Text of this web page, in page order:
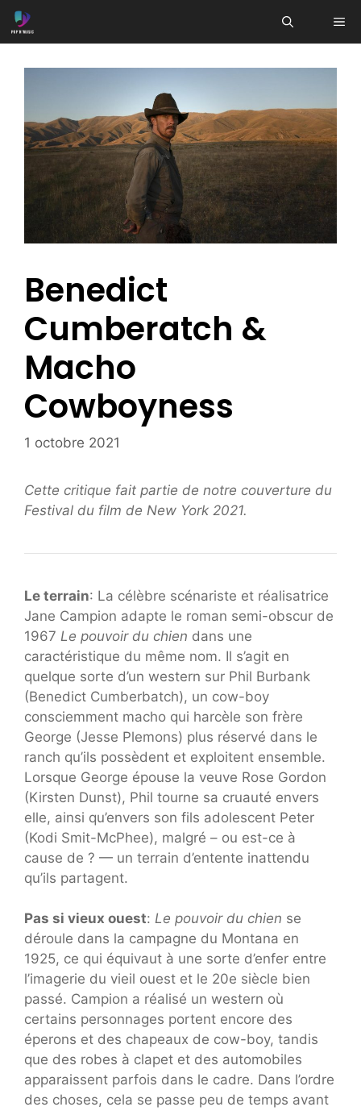
Aller
au
Benedict
Cumberatch &
Macho
Cowboyness
1 octobre 2021
Cette critique fait partie de notre couverture du
Festival du film de New York 2021.
Le terrain: La célèbre scénariste et réalisatrice
Jane Campion adapte le roman semi-obscur de
1967 Le pouvoir du chien dans une
caractéristique du même nom. Il s’agit en
quelque sorte d’un western sur Phil Burbank
(Benedict Cumberbatch), un cow-boy
consciemment macho qui harcèle son frère
George (Jesse Plemons) plus réservé dans le
ranch qu’ils possèdent et exploitent ensemble.
Lorsque George épouse la veuve Rose Gordon
(Kirsten Dunst), Phil tourne sa cruauté envers
elle, ainsi qu’envers son fils adolescent Peter
(Kodi Smit-McPhee), malgré – ou est-ce à
cause de ? — un terrain d’entente inattendu
qu’ils partagent.
Pas si vieux ouest: Le pouvoir du chien se
déroule dans la campagne du Montana en
1925, ce qui équivaut à une sorte d’enfer entre
l’imagerie du vieil ouest et le 20e siècle bien
passé. Campion a réalisé un western où
certains personnages portent encore des
éperons et des chapeaux de cow-boy, tandis
que des robes à clapet et des automobiles
apparaissent parfois dans le cadre. Dans l’ordre
des choses, cela se passe peu de temps avant